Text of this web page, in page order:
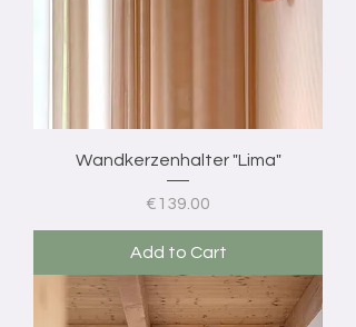
Wandkerzenhalter "Lima"
Price
€139.00
Add to Cart